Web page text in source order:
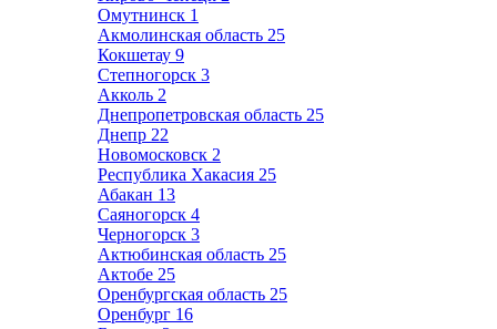
Омутнинск 1
Акмолинская область 25
Кокшетау 9
Степногорск 3
Акколь 2
Днепропетровская область 25
Днепр 22
Новомосковск 2
Республика Хакасия 25
Абакан 13
Саяногорск 4
Черногорск 3
Актюбинская область 25
Актобе 25
Оренбургская область 25
Оренбург 16